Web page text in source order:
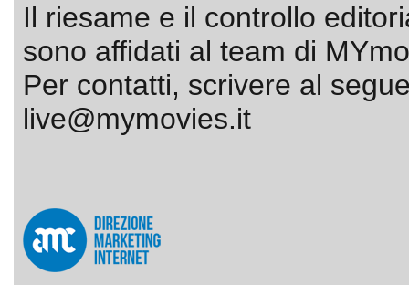
Il riesame e il controllo
sono affidati al team di
Per contatti, scrivere al
live@mymovies.it